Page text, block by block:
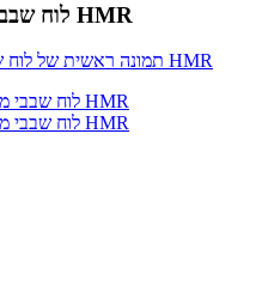
לוח שבבי מלמין / לוח חלקיקים מלמין HMR